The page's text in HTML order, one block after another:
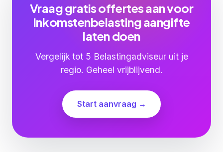
Vraag gratis offertes aan voor
Inkomstenbelasting aangifte
laten doen
Vergelijk tot 5 Belastingadviseur uit je
regio. Geheel vrijblijvend.
Start aanvraag →